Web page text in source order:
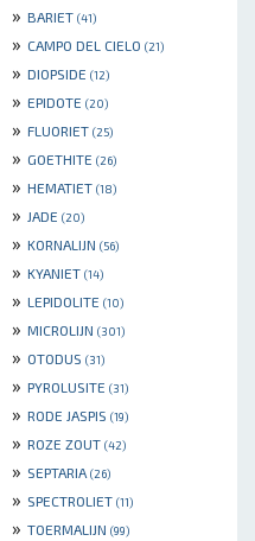
» BARIET (41)
» CAMPO DEL CIELO (21)
» DIOPSIDE (12)
» EPIDOTE (20)
» FLUORIET (25)
» GOETHITE (26)
» HEMATIET (18)
» JADE (20)
» KORNALIJN (56)
» KYANIET (14)
» LEPIDOLITE (10)
» MICROLIJN (301)
» OTODUS (31)
» PYROLUSITE (31)
» RODE JASPIS (19)
» ROZE ZOUT (42)
» SEPTARIA (26)
» SPECTROLIET (11)
» TOERMALIJN (99)